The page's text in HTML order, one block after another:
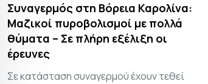
Συναγερμός στη Βόρεια Καρολίνα:
Μαζικοί πυροβολισμοί με πολλά
θύματα – Σε πλήρη εξέλιξη οι
έρευνες
Σε κατάσταση συναγερμού έχουν τεθεί